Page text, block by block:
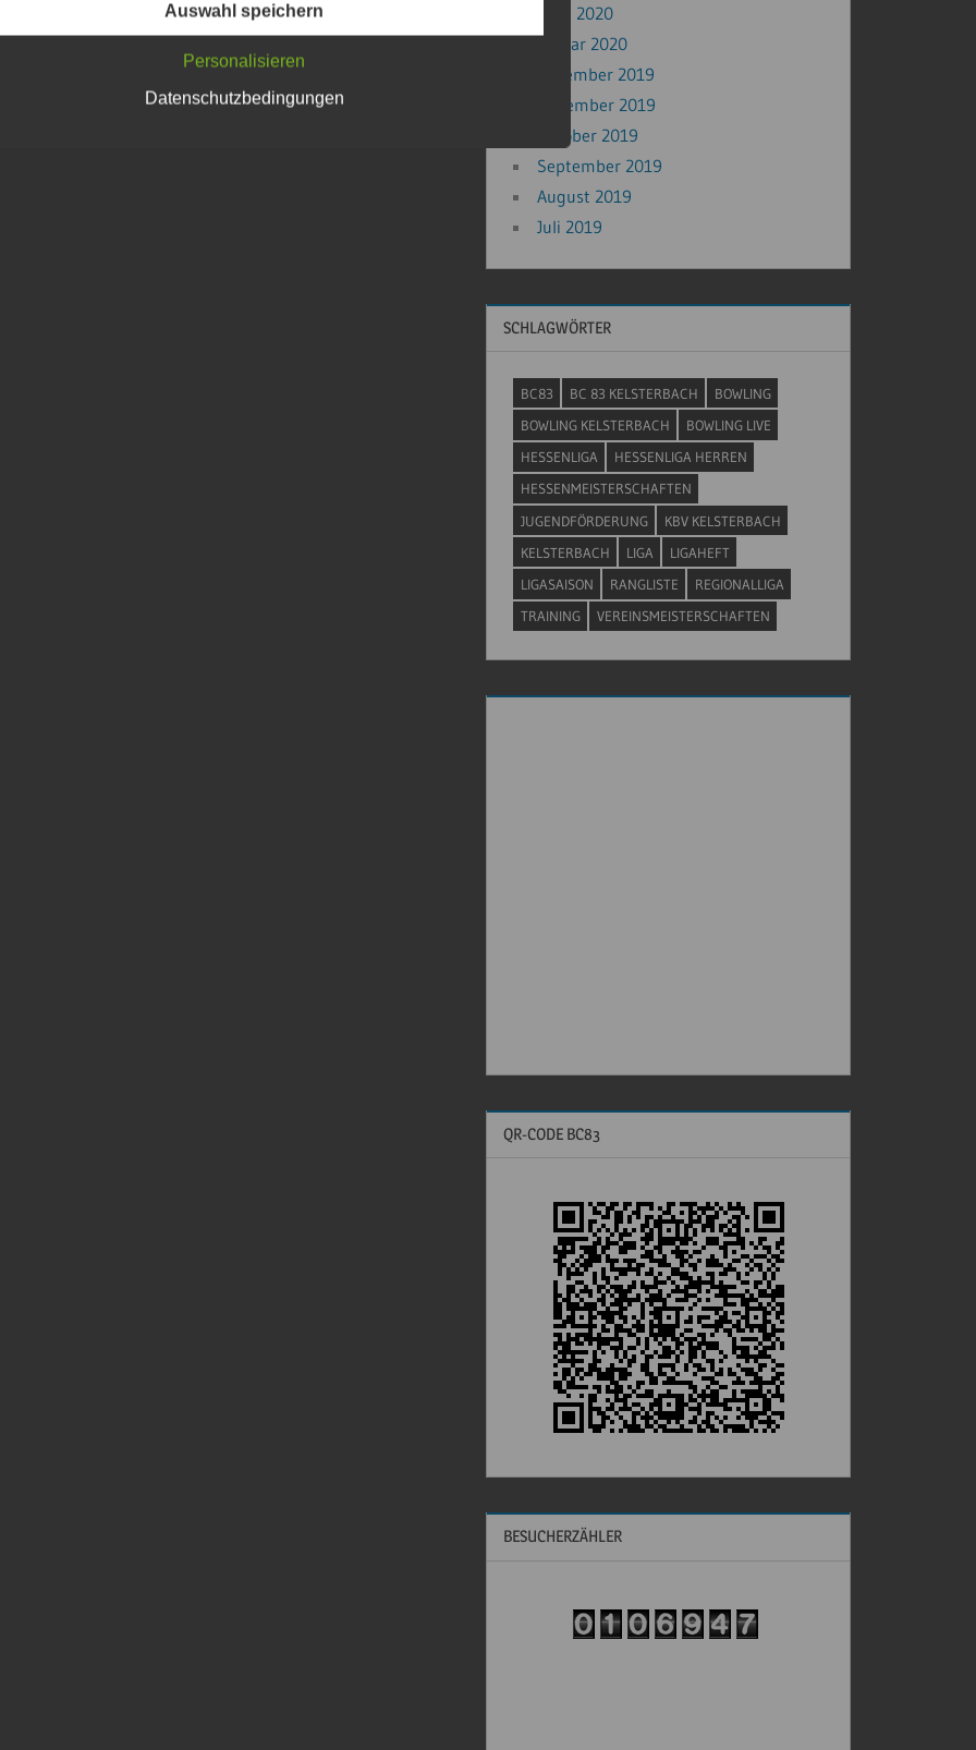
April 2020
Januar 2020
Dezember 2019
November 2019
Oktober 2019
September 2019
August 2019
Juli 2019
SCHLAGWÖRTER
BC83 BC 83 KELSTERBACH
BOWLING
BOWLING KELSTERBACH
BOWLING LIVE
HESSENLIGA
HESSENLIGA HERREN
HESSENMEISTERSCHAFTEN
JUGENDFÖRDERUNG
KBV KELSTERBACH
KELSTERBACH
LIGA
LIGAHEFT
LIGASAISON
RANGLISTE
REGIONALLIGA
TRAINING
VEREINSMEISTERSCHAFTEN
QR-CODE BC83
BESUCHERZÄHLER
Auswahl speichern
Personalisieren
Datenschutzbedingungen